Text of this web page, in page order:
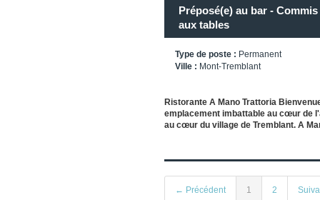
Préposé(e) au bar -
aux tables
Type de poste : Permanent
Ville : Mont-Tremblant
Ristorante A Mano Trattoria
emplacement imbattable au cœur de
au cœur du village de Tremblant. A
← Précédent 1 2